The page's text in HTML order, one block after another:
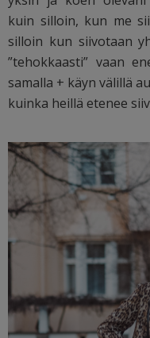
kuin silloin, kun me
silloin kun siivotaan
”tehokkaasti” vaan
samalla + käyn välillä
kuinka heillä etenee